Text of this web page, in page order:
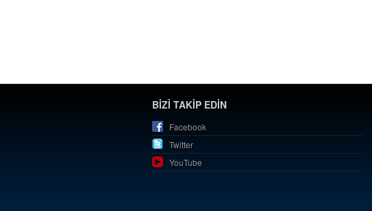
BİZİ TAKİP EDİN
Facebook
Twitter
YouTube